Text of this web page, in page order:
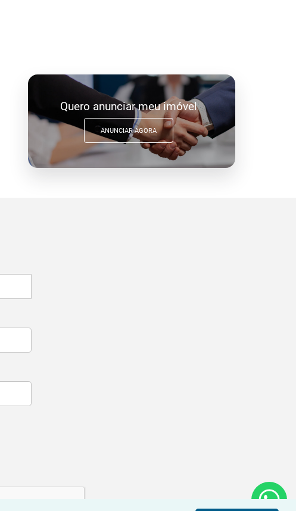
Quero anunciar meu imóvel
ANUNCIAR AGORA